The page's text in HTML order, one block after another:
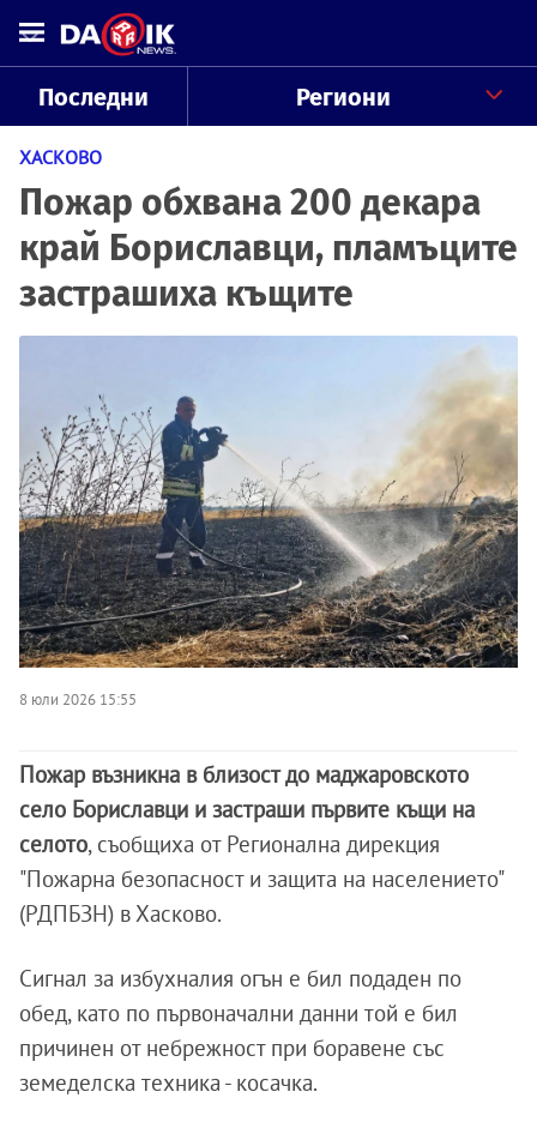
Последни Региони
ХАСКОВО
Пожар обхвана 200 декара
край Бориславци, пламъците
застрашиха къщите
8 юли 2026 15:55
Пожар възникна в близост до маджаровското
село Бориславци и застраши първите къщи на
селото, съобщиха от Регионална дирекция
"Пожарна безопасност и защита на населението"
(РДПБЗН) в Хасково.
Сигнал за избухналия огън е бил подаден по
обед, като по първоначални данни той е бил
причинен от небрежност при боравене със
земеделска техника - косачка.